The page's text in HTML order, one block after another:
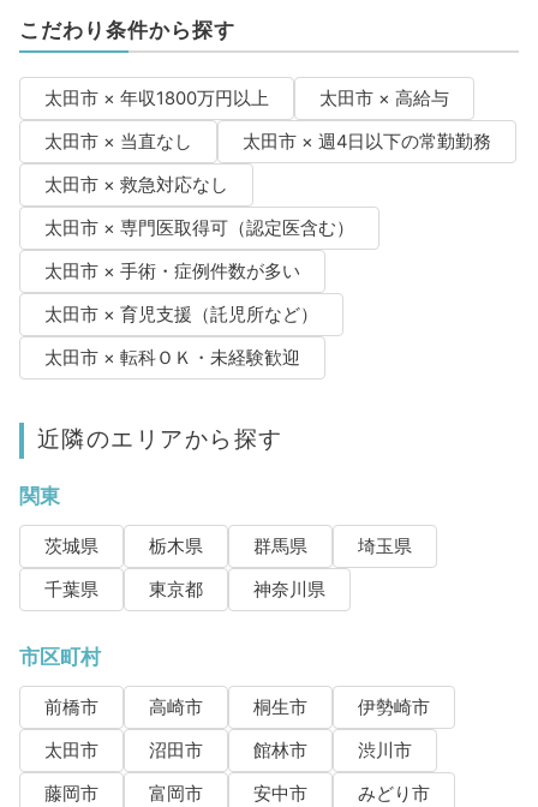
こだわり条件から探す
太田市 × 年収1800万円以上
太田市 × 高給与
太田市 × 当直なし
太田市 × 週4日以下の常勤勤務
太田市 × 救急対応なし
太田市 × 専門医取得可（認定医含む）
太田市 × 手術・症例件数が多い
太田市 × 育児支援（託児所など）
太田市 × 転科ＯＫ・未経験歓迎
近隣のエリアから探す
関東
茨城県 栃木県 群馬県
埼玉県
千葉県
東京都 神奈川県
市区町村
前橋市 高崎市 桐生市
伊勢崎市
太田市
沼田市 館林市
渋川市
藤岡市
富岡市 安中市
みどり市